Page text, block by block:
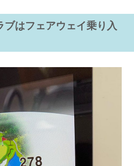
ブはフェアウェイ乗り入